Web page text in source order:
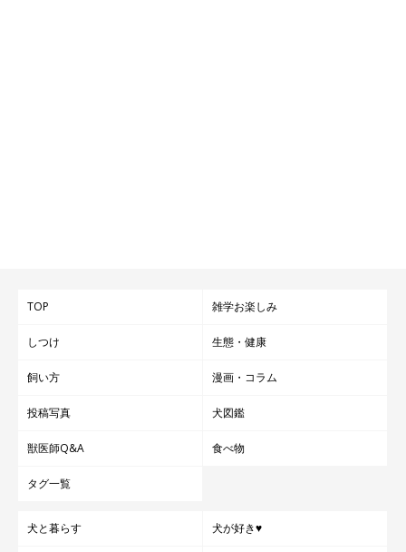
TOP 雑学お楽しみ
しつけ 生態・健康
飼い方 漫画・コラム
投稿写真 犬図鑑
獣医師Q&A 食べ物
タグ一覧
犬と暮らす 犬が好き♥